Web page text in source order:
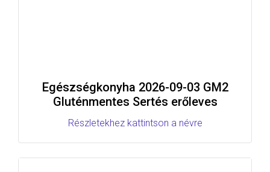
Egészségkonyha 2026-09-03 GM2
Gluténmentes Sertés erőleves
Részletekhez kattintson a névre